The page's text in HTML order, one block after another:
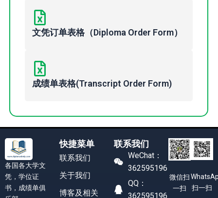
文凭订单表格（Diploma Order Form）
成绩单表格(Transcript Order Form)
各国各大学文
凭，学位证
书，成绩单俱
快捷菜单
联系我们
关于我们
博客及相关
联系我们
WeChat：
362595196
QQ：
362595196
微信扫
一扫
扫一扫